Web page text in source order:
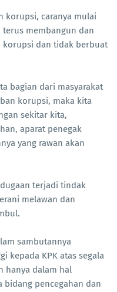
korupsi, caranya mulai
membangun dan
dan tidak berbuat
bagian dari masyarakat
korupsi, maka kita
sekitar kita,
aparat penegak
yang rawan akan
terjadi tindak
melawan dan
sambutannya
kepada KPK atas segala
hanya dalam hal
bidang pencegahan dan